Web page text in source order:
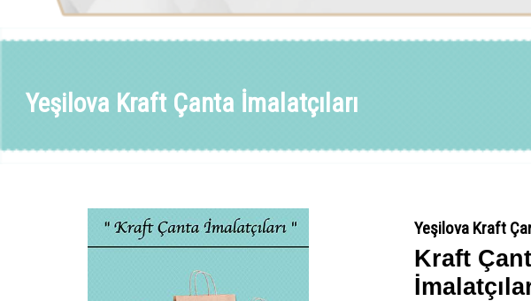
Yeşilova Kraft Çanta İmalatçıları
Yeşilova Kraft
Kraft